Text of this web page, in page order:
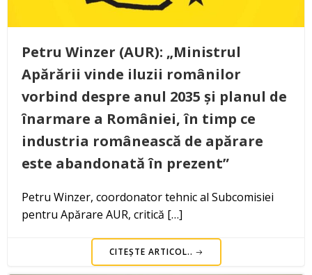
Petru Winzer (AUR): „Ministrul
Apărării vinde iluzii românilor
vorbind despre anul 2035 și planul de
înarmare a României, în timp ce
industria românească de apărare
este abandonată în prezent”
Petru Winzer, coordonator tehnic al Subcomisiei
pentru Apărare AUR, critică […]
CITEȘTE ARTICOL..